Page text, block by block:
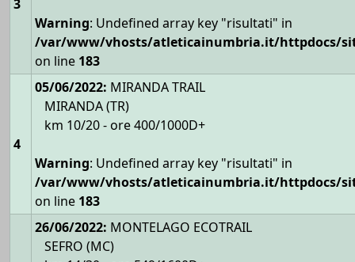
3
Warning: Undefined array key "risultati" in
/var/www/vhosts/atleticainumbria.it/httpdocs/
on line 183
4
05/06/2022: MIRANDA TRAIL
MIRANDA (TR)
km 10/20 - ore 400/1000D+
Warning: Undefined array key "risultati" in
/var/www/vhosts/atleticainumbria.it/httpdocs/
on line 183
26/06/2022: MONTELAGO ECOTRAIL
SEFRO (MC)